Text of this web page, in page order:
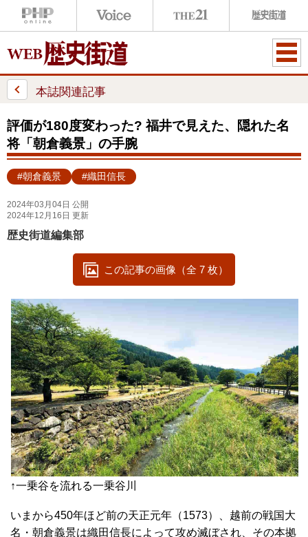
ME
本誌関連記事
評価が180度変わった? 福井で見えた、隠れた名
将「朝倉義景」の手腕
#朝倉義景 #織田信長
2024年03月04日 公開
2024年12月16日 更新
歴史街道編集部
この記事の画像（全 7 枚）
↑一乗谷を流れる一乗谷川
いまから450年ほど前の天正元年（1573）、越前の戦国大
名・朝倉義景は織田信長によって攻め滅ぼされ、その本拠